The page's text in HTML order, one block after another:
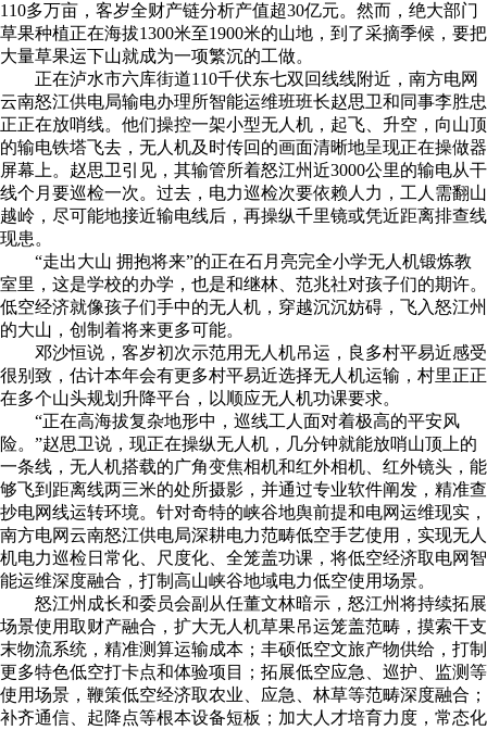
110多万亩，客岁全财产链分析产值超30亿元。然而，绝大部门
草果种植正在海拔1300米至1900米的山地，到了采摘季候，要把
大量草果运下山就成为一项繁沉的工做。
正在泸水市六库街道110千伏东七双回线线附近，南方电网
云南怒江供电局输电办理所智能运维班班长赵思卫和同事李胜忠
正正在放哨线。他们操控一架小型无人机，起飞、升空，向山顶
的输电铁塔飞去，无人机及时传回的画面清晰地呈现正在操做器
屏幕上。赵思卫引见，其输管所着怒江州近3000公里的输电从干
线个月要巡检一次。过去，电力巡检次要依赖人力，工人需翻山
越岭，尽可能地接近输电线后，再操纵千里镜或凭近距离排查线
现患。
“走出大山 拥抱将来”的正在石月亮完全小学无人机锻炼教
室里，这是学校的办学，也是和继林、范兆社对孩子们的期许。
低空经济就像孩子们手中的无人机，穿越沉沉妨碍，飞入怒江州
的大山，创制着将来更多可能。
邓沙恒说，客岁初次示范用无人机吊运，良多村平易近感受
很别致，估计本年会有更多村平易近选择无人机运输，村里正正
在多个山头规划升降平台，以顺应无人机功课要求。
“正在高海拔复杂地形中，巡线工人面对着极高的平安风
险。”赵思卫说，现正在操纵无人机，几分钟就能放哨山顶上的
一条线，无人机搭载的广角变焦相机和红外相机、红外镜头，能
够飞到距离线两三米的处所摄影，并通过专业软件阐发，精准查
抄电网线运转环境。针对奇特的峡谷地舆前提和电网运维现实，
南方电网云南怒江供电局深耕电力范畴低空手艺使用，实现无人
机电力巡检日常化、尺度化、全笼盖功课，将低空经济取电网智
能运维深度融合，打制高山峡谷地域电力低空使用场景。
怒江州成长和委员会副从任董文林暗示，怒江州将持续拓展
场景使用取财产融合，扩大无人机草果吊运笼盖范畴，摸索干支
末物流系统，精准测算运输成本；丰硕低空文旅产物供给，打制
更多特色低空打卡点和体验项目；拓展低空应急、巡护、监测等
使用场景，鞭策低空经济取农业、应急、林草等范畴深度融合；
补齐通信、起降点等根本设备短板；加大人才培育力度，常态化